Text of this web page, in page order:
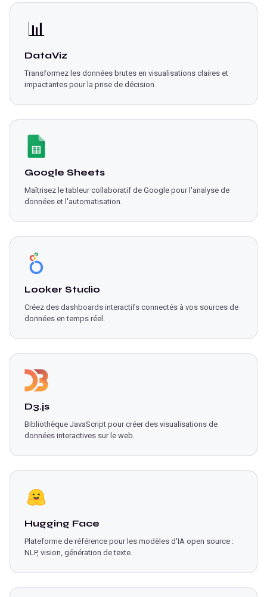
📊
DataViz
Transformez les données brutes en visualisations claires et
impactantes pour la prise de décision.
Google Sheets
Maîtrisez le tableur collaboratif de Google pour l'analyse de
données et l'automatisation.
Looker Studio
Créez des dashboards interactifs connectés à vos sources de
données en temps réel.
D3.js
Bibliothèque JavaScript pour créer des visualisations de
données interactives sur le web.
Hugging Face
Plateforme de référence pour les modèles d'IA open source :
NLP, vision, génération de texte.